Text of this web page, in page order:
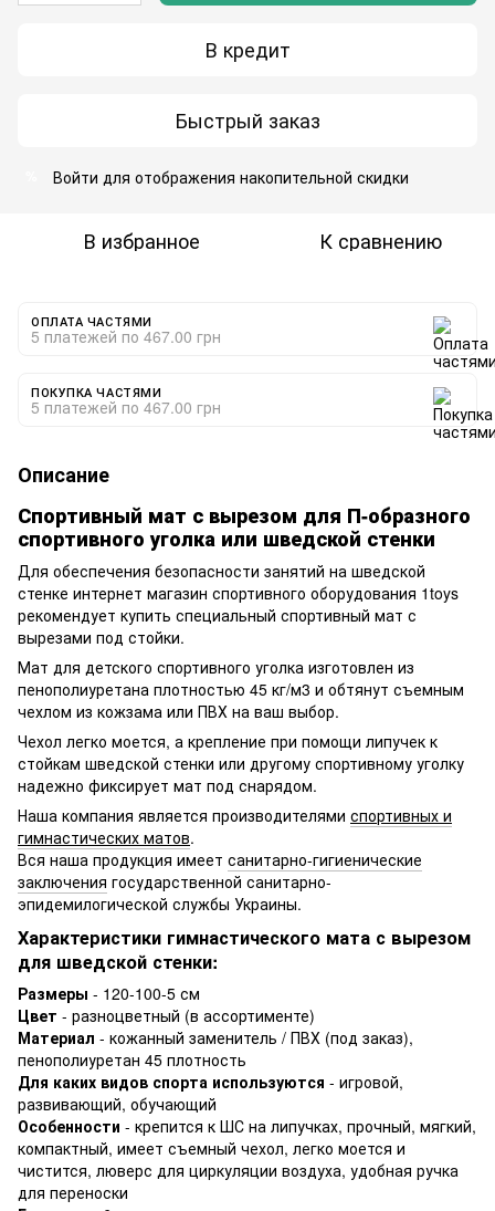
В кредит
Быстрый заказ
Войти для отображения накопительной скидки
В избранное К сравнению
ОПЛАТА ЧАСТЯМИ
5 платежей по 467.00 грн
ПОКУПКА ЧАСТЯМИ
5 платежей по 467.00 грн
Описание
Спортивный мат с вырезом для П-образного
спортивного уголка или шведской стенки
Для обеспечения безопасности занятий на шведской
стенке интернет магазин спортивного оборудования 1toys
рекомендует купить специальный спортивный мат с
вырезами под стойки.
Мат для детского спортивного уголка изготовлен из
пенополиуретана плотностью 45 кг/м3 и обтянут съемным
чехлом из кожзама или ПВХ на ваш выбор.
Чехол легко моется, а крепление при помощи липучек к
стойкам шведской стенки или другому спортивному уголку
надежно фиксирует мат под снарядом.
Наша компания является производителями спортивных и
гимнастических матов.
Вся наша продукция имеет санитарно-гигиенические
заключения государственной санитарно-
эпидемилогической службы Украины.
Характеристики гимнастического мата с вырезом
для шведской стенки:
Размеры - 120-100-5 см
Цвет - разноцветный (в ассортименте)
Материал - кожанный заменитель / ПВХ (под заказ),
пенополиуретан 45 плотность
Для каких видов спорта используются - игровой,
развивающий, обучающий
Особенности - крепится к ШС на липучках, прочный, мягкий,
компактный, имеет съемный чехол, легко моется и
чистится, люверс для циркуляции воздуха, удобная ручка
для переноски